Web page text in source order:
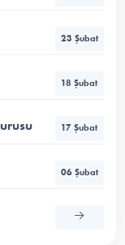
23 Şubat
18 Şubat
17 Şubat
06 Şubat